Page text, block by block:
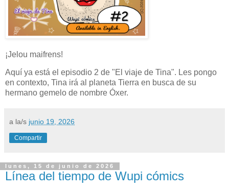
¡Jelou maifrens!
Aquí ya está el episodio 2 de "El viaje de Tina". Les pongo
en contexto, Tina irá al planeta Tierra en busca de su
hermano gemelo de nombre Óxer.
a la/s junio 19, 2026
Compartir
lunes, 15 de junio de 2026
Línea del tiempo de Wupi cómics